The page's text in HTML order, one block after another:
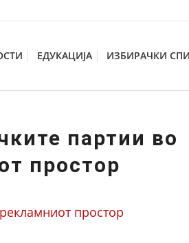
ЕДУКАЦИЈА ИЗБИРАЧКИ
партии во
простор
простор